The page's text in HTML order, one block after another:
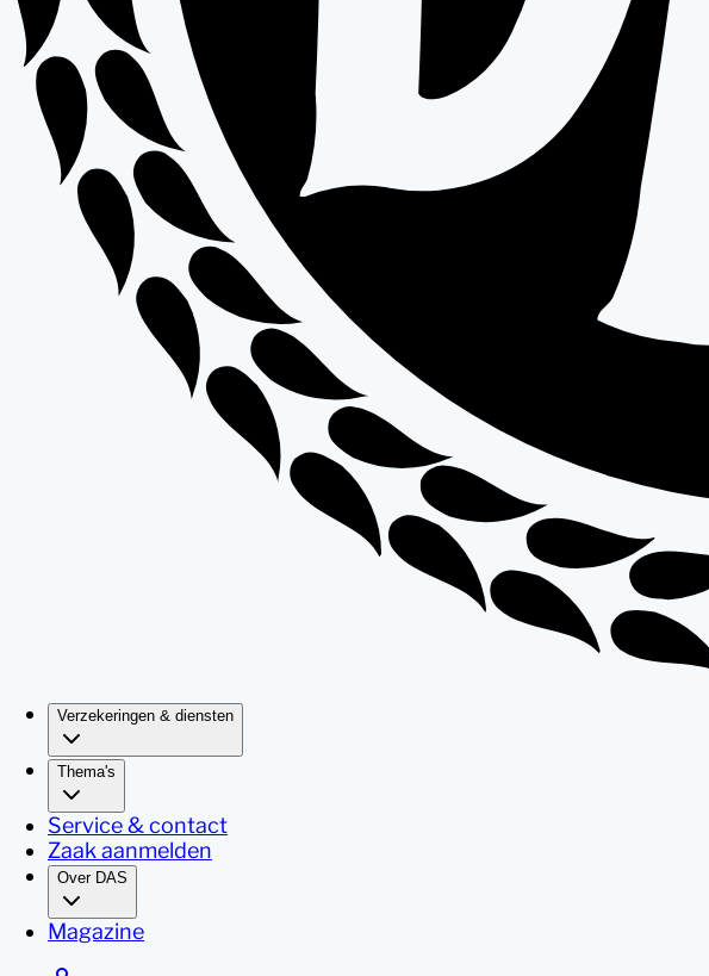
Verzekeringen & diensten
Thema's
Service & contact
Zaak aanmelden
Over DAS
Magazine